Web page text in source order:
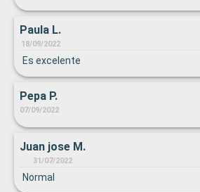
Paula L.
18/09/2022
Es excelente
Pepa P.
07/09/2022
Juan jose M.
31/07/2022
Normal